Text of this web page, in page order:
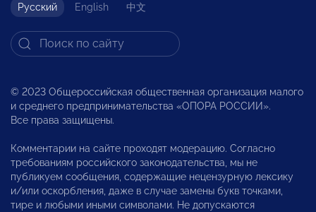
Русский English 中文
© 2023 Общероссийская общественная организация малого
и среднего предпринимательства «ОПОРА РОССИИ».
Все права защищены.
Комментарии на сайте проходят модерацию. Согласно
требованиям российского законодательства, мы не
публикуем сообщения, содержащие нецензурную лексику
и/или оскорбления, даже в случае замены букв точками,
тире и любыми иными символами. Не допускаются